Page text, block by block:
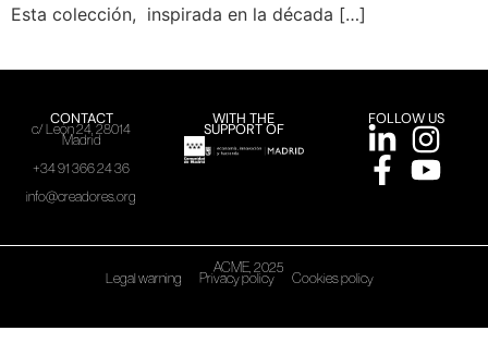
Esta colección, inspirada en la década […]
CONTACT
c/ León 24, 28014
Madrid
+34 91 366 24 36
info@creadores.org
WITH THE
SUPPORT OF
FOLLOW US
ACME, 2025
Legal warning Privacy policy Cookies policy